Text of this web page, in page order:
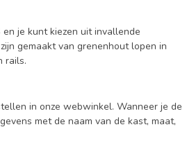
je kunt kiezen uit invallende
gemaakt van grenenhout lopen in
rails.
in onze webwinkel. Wanneer je de
met de naam van de kast, maat,